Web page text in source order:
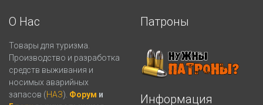
О Нас
Товары для туризма.
Производство и разработка
средств выживания и
носимых аварийных
запасов (НАЗ). Форум и
Патроны
Информация